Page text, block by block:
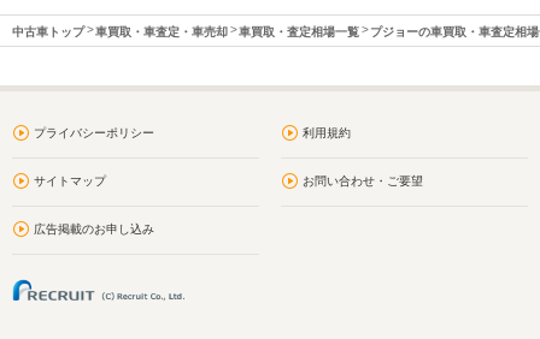
中古車トップ 車買取・車査定・車売却 車買取・査定相場一覧 プジョーの車買取・車査定相
プライバシーポリシー 利用規約
サイトマップ お問い合わせ・ご要望
広告掲載のお申し込み